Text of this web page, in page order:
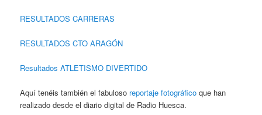
RESULTADOS CARRERAS
RESULTADOS CTO ARAGÓN
Resultados ATLETISMO DIVERTIDO
Aquí tenéis también el fabuloso reportaje fotográfico que han
realizado desde el diario digital de Radio Huesca.